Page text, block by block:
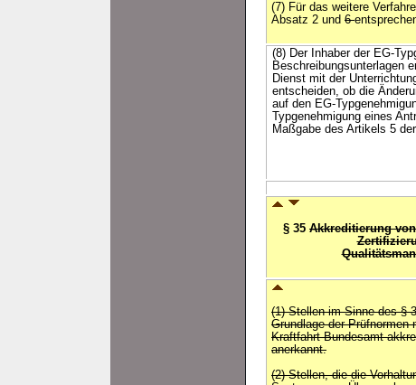
(7) Für das weitere
Absatz 2 und 6
(8) Der Inhaber der EG-
Beschreibungsunterlagen
Dienst mit der
entscheiden, ob die
auf den EG-
Typgenehmigung eines
Maßgabe des Artikels 5
§ 35 Akkreditierung
(1) Stellen im Sinne des §
Grundlage der Prüfnormen
Kraftfahrt-Bundesamt
anerkannt.
(2) Stellen, die die